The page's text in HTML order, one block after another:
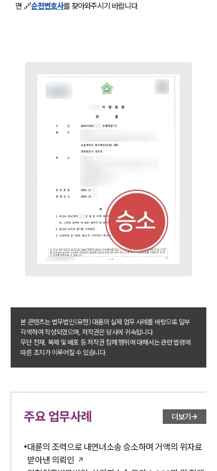
부소개
통합검색
AI대륜
업무사례
사례분석/최신동향
업무분야
업무
전체
이혼 양육비계산기
상간자위자료계산기
소식/자료
언론보도
법률서식
대륜법률상담예약
대륜법률상담예약
면 🔗순천변호사를 찾아와주시기 바랍니다.
본 콘텐츠는 법무법인(유한) 대륜의 실제 업무 사례를 바탕으로 일부
각색하여 작성되었으며, 저작권은 당사에 귀속됩니다.
무단 전재, 복제 및 배포 등 저작권 침해 행위에 대해서는 관련 법령에
따른 조치가 이루어질 수 있습니다.
주요 업무사례 더보기
대륜의 조력으로 내연녀소송 승소하며 거액의 위자료
받아낸 의뢰인